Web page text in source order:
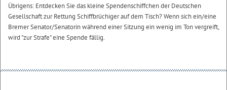
Übrigens: Entdecken Sie das kleine Spendenschiffchen der Deutschen
Gesellschaft zur Rettung Schiffbrüchiger auf dem Tisch? Wenn sich ein/eine
Bremer Senator/Senatorin während einer Sitzung ein wenig im Ton vergreift,
wird "zur Strafe" eine Spende fällig.